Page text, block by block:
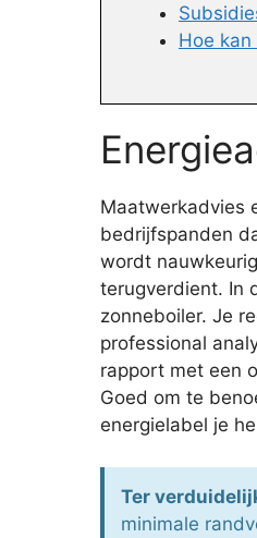
Hoe
Maatwerkadvies
bedrijfspanden
wordt
terugverdient. In
zonneboiler. Je
professional
rapport met een
Goed om te
energielabel je
Ter
minimale